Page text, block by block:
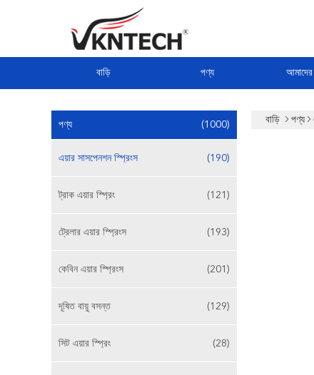
বাড়ি পণ্য আমাদের
পণ্য (1000)
এয়ার সাসপেনশন স্প্রিংস (190)
ট্রাক এয়ার স্প্রিং (121)
ট্রেলার এয়ার স্প্রিংস (193)
কেবিন এয়ার স্প্রিংস (201)
দূষিত বায়ু বসন্ত (129)
সিট এয়ার স্প্রিং (28)
বাড়ি পণ্য